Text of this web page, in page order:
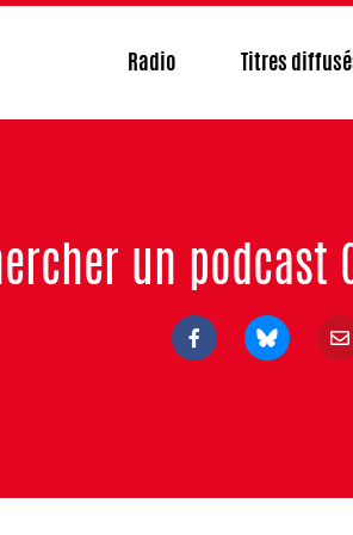
Radio Titres
un podcast